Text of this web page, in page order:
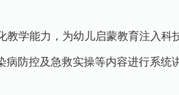
教学能力，为幼儿启蒙教育注入科
病防控及急救实操等内容进行系统